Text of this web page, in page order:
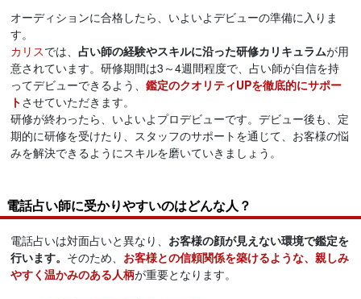
オーディションに合格したら、いよいよデビューの準備に入りま
す。
カリスでは、占い師の経験やスキルに沿った研修カリキュラムが用
意されています。研修期間は3～4週間程度で、占い師が自信を持
ってデビューできるよう、鑑定のクオリティUPを徹底的にサポー
トさせていただきます。
研修が終わったら、いよいよプロデビューです。デビュー後も、定
期的に研修を受けたり、スタッフのサポートを通じて、お客様の悩
みを解決できるようにスキルを磨いていきましょう。
電話占い師に受かりやすいのはどんな人？
電話占いは対面占いと異なり、 お客様の顔が見えない環境で鑑定を
行います。 そのため、 お客様との信頼関係を築けるような、親しみ
やすく温かみのある人柄が重要となります。